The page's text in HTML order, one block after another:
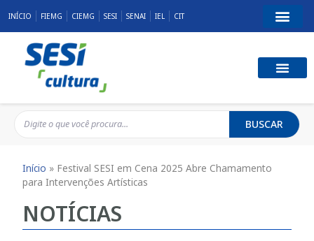
INÍCIO FIEMG CIEMG SESI SENAI IEL CIT
BUSCAR
Início » Festival SESI em Cena 2025 Abre Chamamento
para Intervenções Artísticas
NOTÍCIAS